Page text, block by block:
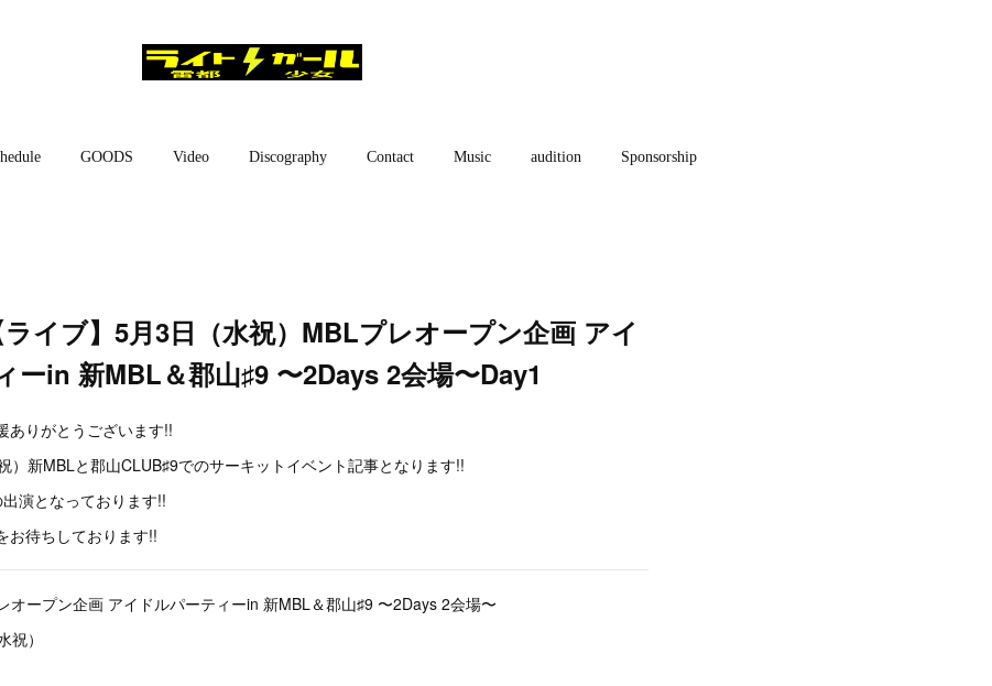
GOODS Video Discography Contact Music audition Sponsorship
イブ】5月3日（水祝）MBLプレオープン企画 アイ
ーin 新MBL＆郡山♯9 ‬〜2Days 2会場〜Day1
ありがとうございます!!
）新MBLと郡山CLUB♯9でのサーキットイベント記事となります!!
演となっております!!
お待ちしております!!
オープン企画 アイドルパーティーin 新MBL＆郡山♯9 ‬〜2Days 2会場〜
祝）